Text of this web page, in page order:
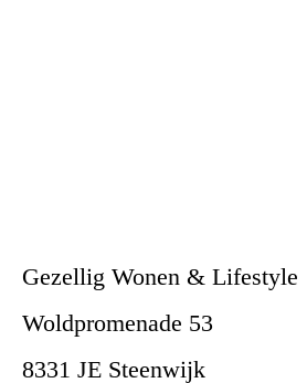
Gezellig Wonen & Lifestyle
Woldpromenade 53
8331 JE Steenwijk